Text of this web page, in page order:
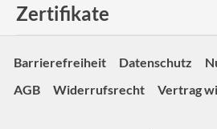
Zertifikate
Barrierefreiheit Datenschutz
AGB
Widerrufsrecht Vertrag